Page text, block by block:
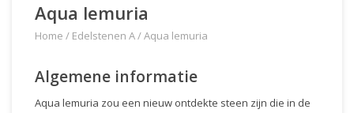
Aqua lemuria
Home / Edelstenen A/Aqua lemuria
Algemene informatie
Aqua lemuria zou een nieuw ontdekte steen zijn die in de